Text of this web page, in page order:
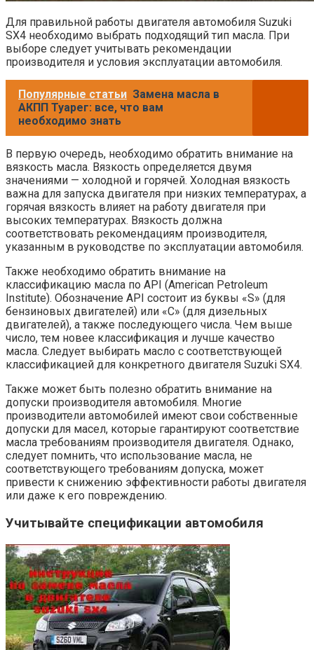
Для правильной работы двигателя автомобиля Suzuki
SX4 необходимо выбрать подходящий тип масла. При
выборе следует учитывать рекомендации
производителя и условия эксплуатации автомобиля.
Популярные статьи Замена масла в
АКПП Туарег: все, что вам
необходимо знать
В первую очередь, необходимо обратить внимание на
вязкость масла. Вязкость определяется двумя
значениями — холодной и горячей. Холодная вязкость
важна для запуска двигателя при низких температурах, а
горячая вязкость влияет на работу двигателя при
высоких температурах. Вязкость должна
соответствовать рекомендациям производителя,
указанным в руководстве по эксплуатации автомобиля.
Также необходимо обратить внимание на
классификацию масла по API (American Petroleum
Institute). Обозначение API состоит из буквы «S» (для
бензиновых двигателей) или «C» (для дизельных
двигателей), а также последующего числа. Чем выше
число, тем новее классификация и лучше качество
масла. Следует выбирать масло с соответствующей
классификацией для конкретного двигателя Suzuki SX4.
Также может быть полезно обратить внимание на
допуски производителя автомобиля. Многие
производители автомобилей имеют свои собственные
допуски для масел, которые гарантируют соответствие
масла требованиям производителя двигателя. Однако,
следует помнить, что использование масла, не
соответствующего требованиям допуска, может
привести к снижению эффективности работы двигателя
или даже к его повреждению.
Учитывайте спецификации автомобиля